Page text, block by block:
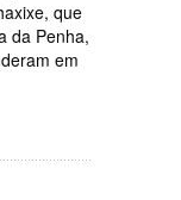
que
da Penha,
em